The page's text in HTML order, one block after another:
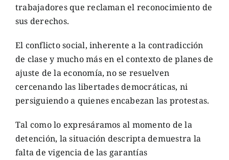
trabajadores que reclaman el reconocimiento de
sus derechos.
El conflicto social, inherente a la contradicción
de clase y mucho más en el contexto de planes de
ajuste de la economía, no se resuelven
cercenando las libertades democráticas, ni
persiguiendo a quienes encabezan las protestas.
Tal como lo expresáramos al momento de la
detención, la situación descripta demuestra la
falta de vigencia de las garantías